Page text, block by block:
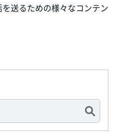
を送るための様々なコンテン